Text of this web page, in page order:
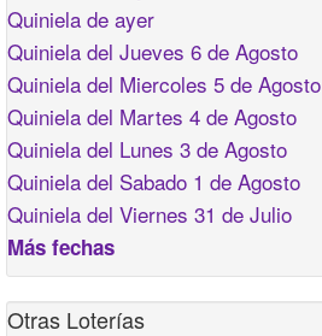
Quiniela de ayer
Quiniela del Jueves 6 de Agosto
Quiniela del Miercoles 5 de Agosto
Quiniela del Martes 4 de Agosto
Quiniela del Lunes 3 de Agosto
Quiniela del Sabado 1 de Agosto
Quiniela del Viernes 31 de Julio
Más fechas
Otras Loterías